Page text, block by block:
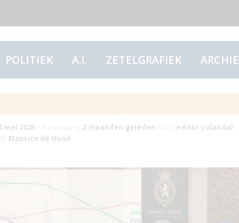
POLITIEK A.I. ZETELGRAFIEK
kluitjesvoetbal
mei 2026• 2 maanden geleden
editor yolandal
Maurice de Hond